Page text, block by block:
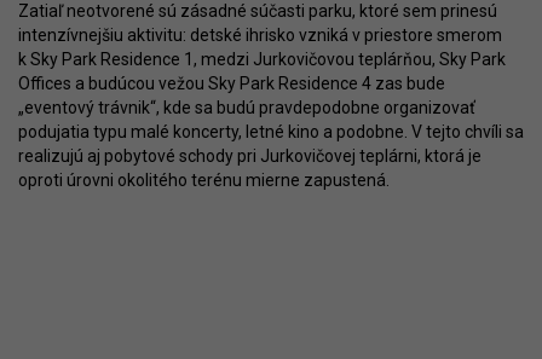
Zatiaľ neotvorené sú zásadné súčasti parku, ktoré sem prinesú
intenzívnejšiu aktivitu: detské ihrisko vzniká v priestore smerom
k Sky Park Residence 1, medzi Jurkovičovou teplárňou, Sky Park
Offices a budúcou vežou Sky Park Residence 4 zas bude
„eventový trávnik“, kde sa budú pravdepodobne organizovať
podujatia typu malé koncerty, letné kino a podobne. V tejto chvíli sa
realizujú aj pobytové schody pri Jurkovičovej teplárni, ktorá je
oproti úrovni okolitého terénu mierne zapustená.